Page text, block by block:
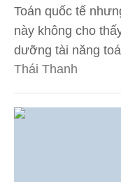
Toán quốc tế
này không cho
dưỡng tài năng
Thái Thanh